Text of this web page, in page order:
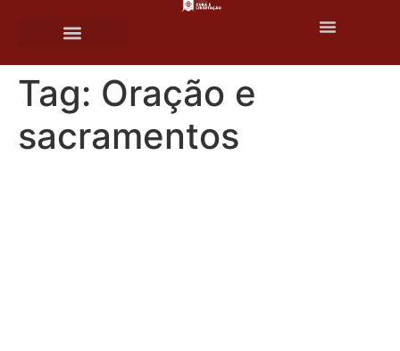
Tag: Oração e
sacramentos